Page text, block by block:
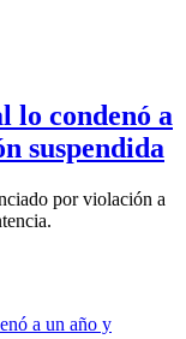
lo condenó a
suspendida
por violación a